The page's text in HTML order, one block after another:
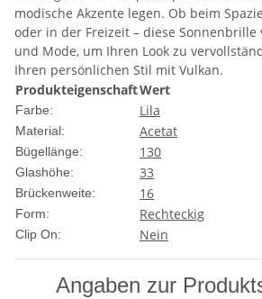
modische Akzente legen. Ob beim
oder in der Freizeit – diese
und Mode, um Ihren Look zu
Ihren persönlichen Stil mit Vulkan.
ProdukteigenschaftWert
Farbe: Lila
Material: Acetat
Bügellänge: 130
Glashöhe: 33
Brückenweite: 16
Form: Rechteckig
Clip On: Nein
Angaben zur